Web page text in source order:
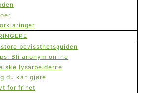
store bevissthetsguiden
Bli anonym online
lysarbeiderne
du kan gjøre
for frihet